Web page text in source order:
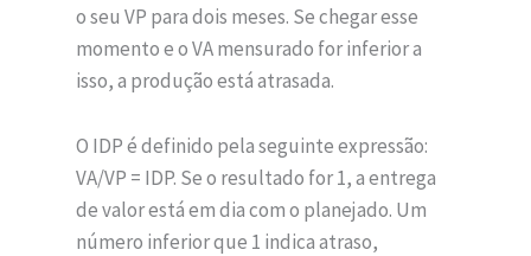
o seu VP para dois meses. Se chegar esse
momento e o VA mensurado for inferior a
isso, a produção está atrasada.
O IDP é definido pela seguinte expressão:
VA/VP = IDP. Se o resultado for 1, a entrega
de valor está em dia com o planejado. Um
número inferior que 1 indica atraso,